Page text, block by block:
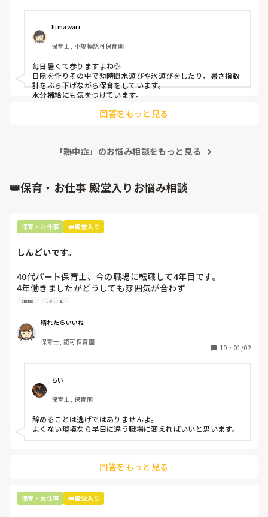
himawari
保育士, 小規模認可保育園
毎日暑くて参りますよね💦
日陰を作りその中で短時間水遊びや氷遊びをしたり、暑さ指数
計をぶら下げながら保育をしています。
水分補給にも気をつけています。
回答をもっと見る
「熱中症」のお悩み相談をもっと見る
👑保育・お仕事 殿堂入りお悩み相談
保育・お仕事 👑殿堂入り
しんどいです。
40代パート保育士、今の職場に転職して4年目です。
4年働きましたがどうしても雰囲気が合わず
退職しようと思っています。
周りの職員は、勤続10年以上から何十年という先生がほとん
どです。
保護者子どもの愚痴悪口が多く、
今で言う不適切保育も
仕方ないよね
もう何も言わずに
子どもの言いなりになればいいんだね
などいう意見で…
上の先生に相談することは難しそうです。
最後の職場にしようと思っていましたが
辞めることは逃げ、と、過去辞めた人も何年も言われ続けて
います
退職 パート
晴れたらいいね
保育士, 認可保育園
19 ・ 01/02
らい
保育士, 保育園
辞めることは逃げではありませんよ。
よくない環境なら早目に違う職場に変えればいいと思います。
回答をもっと見る
保育・お仕事 👑殿堂入り